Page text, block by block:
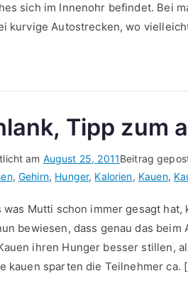
sich im Innenohr befindet. Bei
kurvige Autostrecken, wo
Tipp zum
am August 25, 2011Beitrag
, Gehirn, Hunger, Kalorien, Kauen,
was Mutti schon immer gesagt
bewiesen, dass genau das
ihren Hunger besser stillen,
kauen sparten die Teilnehmer ca.